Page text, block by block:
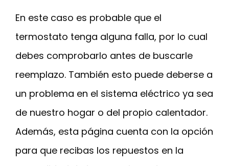
En este caso es probable que el
termostato tenga alguna falla, por lo cual
debes comprobarlo antes de buscarle
reemplazo. También esto puede deberse a
un problema en el sistema eléctrico ya sea
de nuestro hogar o del propio calentador.
Además, esta página cuenta con la opción
para que recibas los repuestos en la